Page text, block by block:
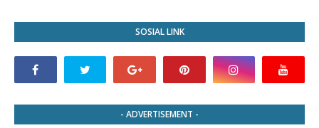
SOSIAL LINK
- ADVERTISEMENT -